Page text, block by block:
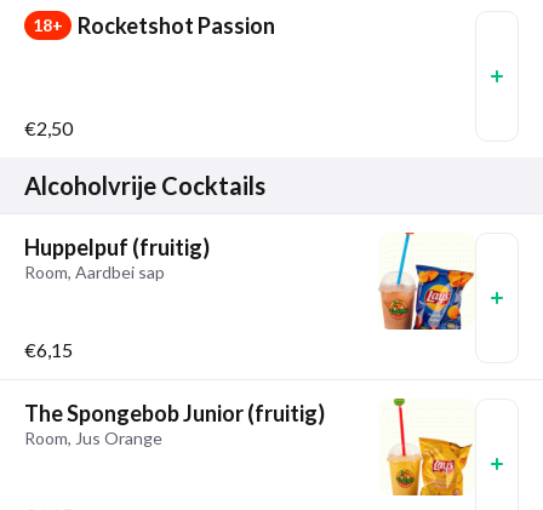
18+ Rocketshot Passion
€2,50
Alcoholvrije Cocktails
Huppelpuf (fruitig)
Room, Aardbei sap
€6,15
The Spongebob Junior (fruitig)
Room, Jus Orange